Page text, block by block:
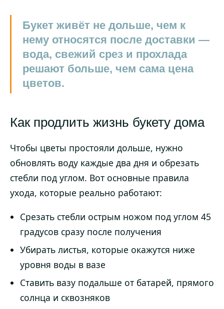
Букет живёт не дольше, чем к
нему относятся после доставки —
вода, свежий срез и прохлада
решают больше, чем сама цена
цветов.
Как продлить жизнь букету дома
Чтобы цветы простояли дольше, нужно
обновлять воду каждые два дня и обрезать
стебли под углом. Вот основные правила
ухода, которые реально работают:
Срезать стебли острым ножом под углом 45
градусов сразу после получения
Убирать листья, которые окажутся ниже
уровня воды в вазе
Ставить вазу подальше от батарей, прямого
солнца и сквозняков